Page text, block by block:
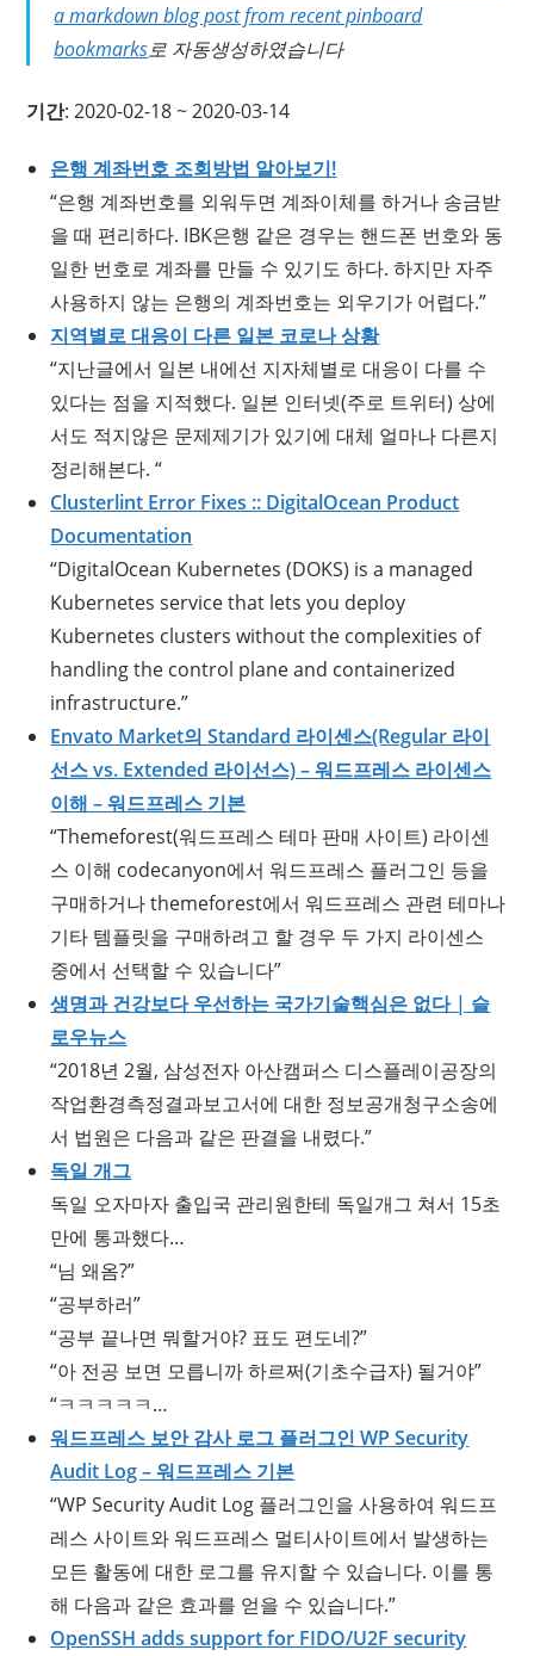
a markdown blog post from recent pinboard
bookmarks로 자동생성하였습니다
기간: 2020-02-18 ~ 2020-03-14
은행 계좌번호 조회방법 알아보기!
“은행 계좌번호를 외워두면 계좌이체를 하거나 송금받
을 때 편리하다. IBK은행 같은 경우는 핸드폰 번호와 동
일한 번호로 계좌를 만들 수 있기도 하다. 하지만 자주
사용하지 않는 은행의 계좌번호는 외우기가 어렵다.”
지역별로 대응이 다른 일본 코로나 상황
“지난글에서 일본 내에선 지자체별로 대응이 다를 수
있다는 점을 지적했다. 일본 인터넷(주로 트위터) 상에
서도 적지않은 문제제기가 있기에 대체 얼마나 다른지
정리해본다. “
Clusterlint Error Fixes :: DigitalOcean Product
Documentation
“DigitalOcean Kubernetes (DOKS) is a managed
Kubernetes service that lets you deploy
Kubernetes clusters without the complexities of
handling the control plane and containerized
infrastructure.”
Envato Market의 Standard 라이센스(Regular 라이
선스 vs. Extended 라이선스) – 워드프레스 라이센스
이해 – 워드프레스 기본
“Themeforest(워드프레스 테마 판매 사이트) 라이센
스 이해 codecanyon에서 워드프레스 플러그인 등을
구매하거나 themeforest에서 워드프레스 관련 테마나
기타 템플릿을 구매하려고 할 경우 두 가지 라이센스
중에서 선택할 수 있습니다”
생명과 건강보다 우선하는 국가기술핵심은 없다 | 슬
로우뉴스
“2018년 2월, 삼성전자 아산캠퍼스 디스플레이공장의
작업환경측정결과보고서에 대한 정보공개청구소송에
서 법원은 다음과 같은 판결을 내렸다.”
독일 개그
독일 오자마자 출입국 관리원한테 독일개그 쳐서 15초
만에 통과했다…
“님 왜옴?”
“공부하러”
“공부 끝나면 뭐할거야? 표도 편도네?”
“아 전공 보면 모릅니까 하르쩌(기초수급자) 될거야”
“ㅋㅋㅋㅋㅋ…
워드프레스 보안 감사 로그 플러그인 WP Security
Audit Log – 워드프레스 기본
“WP Security Audit Log 플러그인을 사용하여 워드프
레스 사이트와 워드프레스 멀티사이트에서 발생하는
모든 활동에 대한 로그를 유지할 수 있습니다. 이를 통
해 다음과 같은 효과를 얻을 수 있습니다.”
OpenSSH adds support for FIDO/U2F security